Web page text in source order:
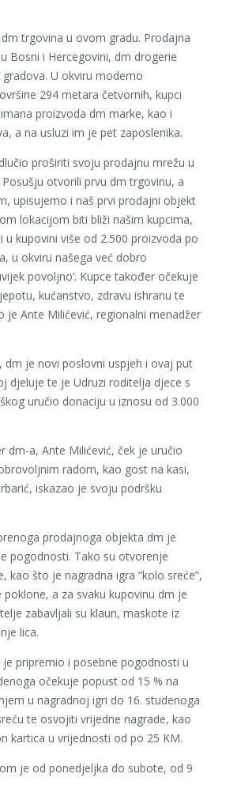
trgovina u ovom gradu. Prodajna
Bosni i Hercegovini, dm drogerie
U okviru moderno
294 metara četvornih, kupci
proizvoda dm marke, kao i
a na usluzi im je pet zaposlenika.
proširiti svoju prodajnu mrežu u
otvorili prvu dm trgovinu, a
upisujemo i naš prvi prodajni objekt
lokacijom biti bliži našim kupcima,
kupovini više od 2.500 proizvoda po
u okviru našega već dobro
povoljno’. Kupce također očekuje
kućanstvo, zdravu ishranu te
je Ante Milićević, regionalni menadžer
je novi poslovni uspjeh i ovaj put
djeluje te je Udruzi roditelja djece s
uručio donaciju u iznosu od 3.000
dm-a, Ante Milićević, ček je uručio
radom, kao gost na kasi,
iskazao je svoju podršku
prodajnoga objekta dm je
pogodnosti. Tako su otvorenje
kao što je nagradna igra “kolo sreće”,
a za svaku kupovinu dm je
zabavljali su klaun, maskote iz
lica.
pripremio i posebne pogodnosti u
očekuje popust od 15 % na
u nagradnoj igri do 16. studenoga
te osvojiti vrijedne nagrade, kao
kartica u vrijednosti od po 25 KM.
je od ponedjeljka do subote, od 9